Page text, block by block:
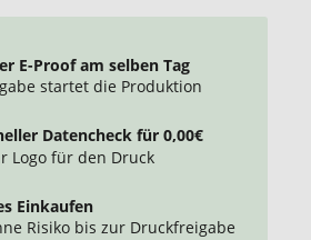
E-Proof am selben Tag
startet die Produktion
Datencheck für 0,00€
Logo für den Druck
Einkaufen
Risiko bis zur Druckfreigabe